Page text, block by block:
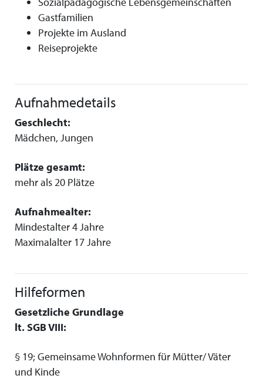
Gastfamilien
Projekte im Ausland
Reiseprojekte
Aufnahmedetails
Geschlecht:
Mädchen, Jungen
Plätze gesamt:
mehr als 20 Plätze
Aufnahmealter:
Mindestalter 4 Jahre
Maximalalter 17 Jahre
Hilfeformen
Gesetzliche Grundlage
lt. SGB VIII:
§ 19; Gemeinsame Wohnformen für Mütter/ Väter
und Kinde